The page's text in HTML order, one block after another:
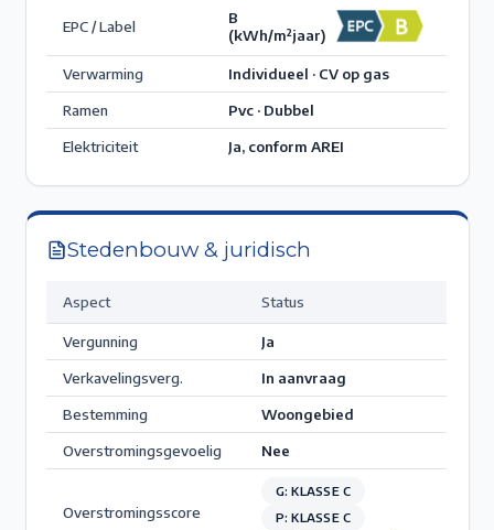
EPC / Label
B
(kWh/m²jaar)
Verwarming
Individueel · CV op gas
Ramen
Pvc · Dubbel
Elektriciteit
Ja, conform AREI
Stedenbouw & juridisch
Aspect Status
Vergunning
Ja
Verkavelingsverg.
In aanvraag
Bestemming
Woongebied
Overstromingsgevoelig
Nee
Overstromingsscore
G: KLASSE C
P: KLASSE C